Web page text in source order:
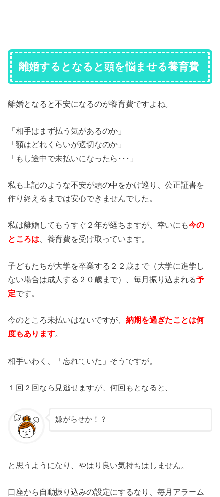
離婚するとなると頭を悩ませる養育費
離婚となると不安になるのが養育費ですよね。
「相手はまず払う気があるのか」
「額はどれくらいが適切なのか」
「もし途中で未払いになったら･･･」
私も上記のような不安が頭の中をかけ巡り、公正証書を
作り終えるまでは安心できませんでした。
私は離婚してもうすぐ２年が経ちますが、幸いにも今の
ところは 、養育費を受け取っています。
子どもたちが大学を卒業する２２歳まで（大学に進学し
ない場合は成人する２０歳まで）、毎月振り込まれる予
定です。
今のところ未払いはないですが、納期を過ぎたことは何
度もあります。
相手いわく、「忘れていた」そうですが。
１回２回なら見逃せますが、何回もとなると、
嫌がらせか！？
と思うようになり、やはり良い気持ちはしません。
口座から自動振り込みの設定にするなり、毎月アラーム